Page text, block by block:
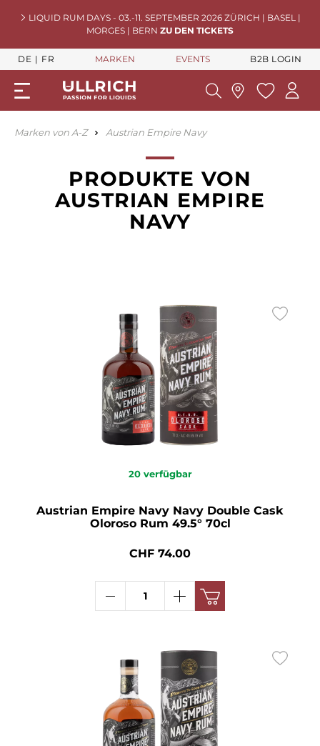
LIQUID RUM DAYS - 03.-11. SEPTEMBER 2026 ZÜRICH | BASEL |
MORGES | BERN ZU DEN TICKETS
DE FR MARKEN EVENTS B2B LOGIN
Marken von A-Z Austrian Empire Navy
PRODUKTE VON
AUSTRIAN EMPIRE
NAVY
20 verfügbar
Austrian Empire Navy Navy Double Cask
Oloroso Rum 49.5° 70cl
CHF 74.00